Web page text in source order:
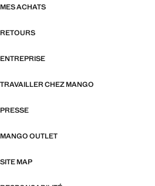
MES ACHATS
RETOURS
ENTREPRISE
TRAVAILLER CHEZ MANGO
PRESSE
MANGO OUTLET
SITE MAP